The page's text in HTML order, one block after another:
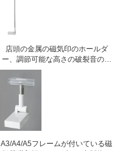
店頭の金属の磁気印のホールダ
ー、調節可能な高さの破裂音の陳
A3/A4/A5フレームが付いている磁